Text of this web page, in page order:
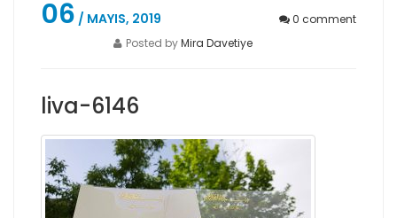
06 / MAYIS, 2019 0 comment
Posted byMira Davetiye
liva-6146